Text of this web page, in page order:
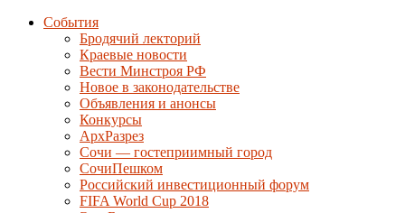
События
Бродячий лекторий
Краевые новости
Вести Минстроя РФ
Новое в законодательстве
Объявления и анонсы
Конкурсы
АрхРазрез
Сочи — гостеприимный город
СочиПешком
Российский инвестиционный форум
FIFA World Cup 2018